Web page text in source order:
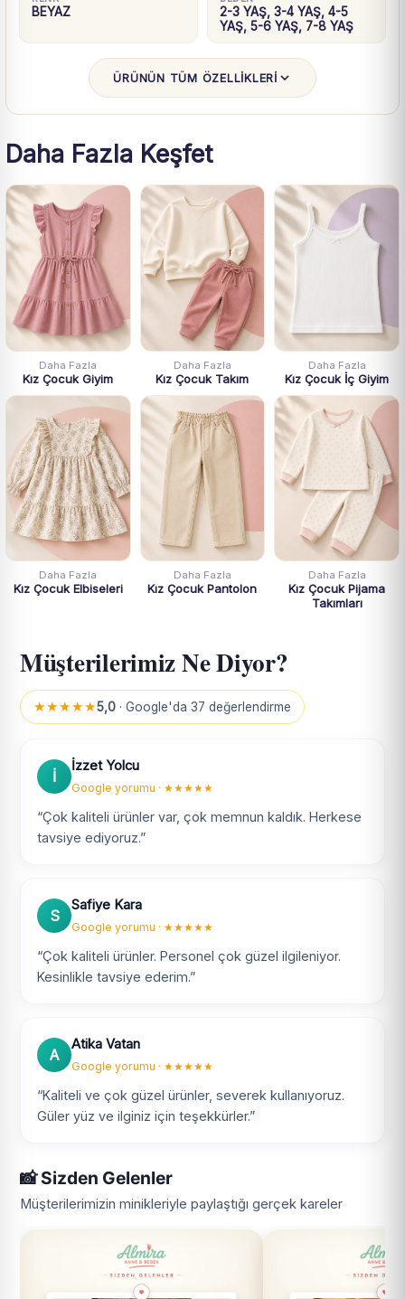
BEYAZ
2-3 YAŞ, 3-4 YAŞ, 4-5
YAŞ, 5-6 YAŞ, 7-8 YAŞ
ÜRÜNÜN TÜM ÖZELLİKLERİ
Daha Fazla Keşfet
Daha Fazla
Kız Çocuk Giyim
Daha Fazla
Kız Çocuk Takım
Daha Fazla
Kız Çocuk İç Giyim
Daha Fazla
Kız Çocuk Elbiseleri
Daha Fazla
Kız Çocuk Pantolon
Daha Fazla
Kız Çocuk Pijama
Takımları
Müşterilerimiz Ne Diyor?
★★★★★5,0 · Google'da 37 değerlendirme
İ
İzzet Yolcu
Google yorumu · ★★★★★
“Çok kaliteli ürünler var, çok memnun kaldık. Herkese
tavsiye ediyoruz.”
S
Safiye Kara
Google yorumu · ★★★★★
“Çok kaliteli ürünler. Personel çok güzel ilgileniyor.
Kesinlikle tavsiye ederim.”
A
Atika Vatan
Google yorumu · ★★★★★
“Kaliteli ve çok güzel ürünler, severek kullanıyoruz.
Güler yüz ve ilginiz için teşekkürler.”
📸 Sizden Gelenler
Müşterilerimizin minikleriyle paylaştığı gerçek kareler